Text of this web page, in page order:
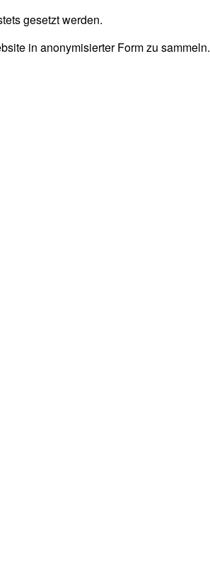
gesetzt werden.
in anonymisierter Form zu sammeln.